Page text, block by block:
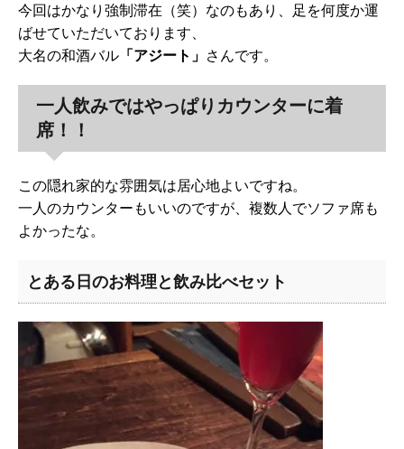
日本酒と日本ワインの隠れ家発見！こちらは和酒（日本酒...
今回はかなり強制滞在（笑）なのもあり、足を何度か運
ばせていただいております、
大名の和酒バル 「アジート」 さんです。
一人飲みではやっぱりカウンターに着
席！！
この隠れ家的な雰囲気は居心地よいですね。
一人のカウンターもいいのですが、複数人でソファ席も
よかったな。
とある日のお料理と飲み比べセット